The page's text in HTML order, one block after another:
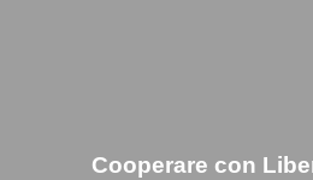
Cooperare con